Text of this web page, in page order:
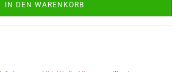
IN DEN WARENKORB